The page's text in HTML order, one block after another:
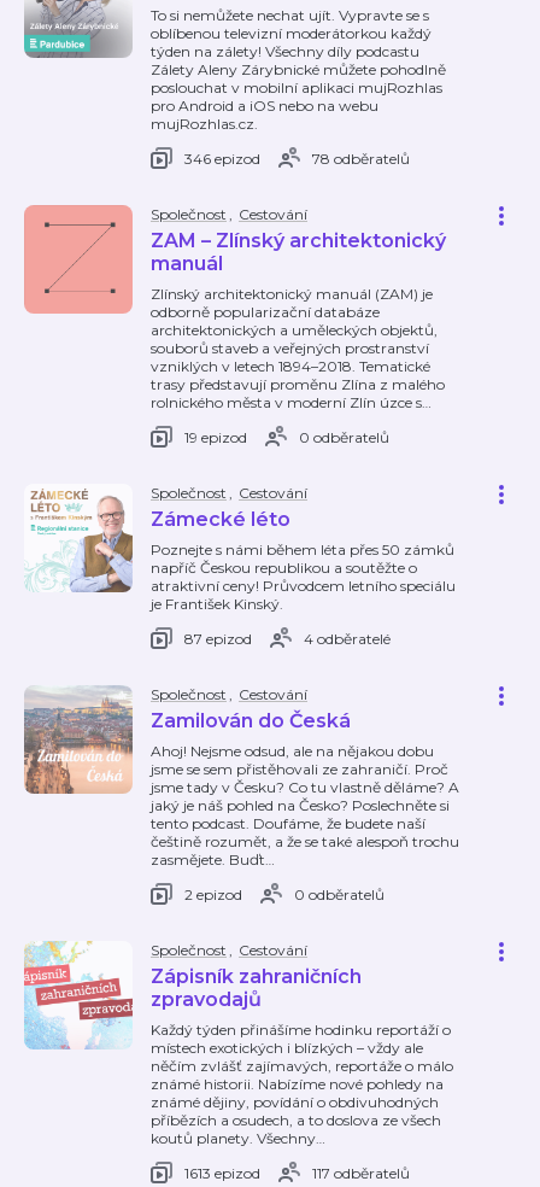
To si nemůžete nechat ujít. Vypravte se s
oblíbenou televizní moderátorkou každý
týden na zálety! Všechny díly podcastu
Zálety Aleny Zárybnické můžete pohodlně
poslouchat v mobilní aplikaci mujRozhlas
pro Android a iOS nebo na webu
mujRozhlas.cz.
346 epizod
78 odběratelů
Společnost , Cestování
ZAM – Zlínský architektonický
manuál
Zlínský architektonický manuál (ZAM) je
odborně popularizační databáze
architektonických a uměleckých objektů,
souborů staveb a veřejných prostranství
vzniklých v letech 1894–2018. Tematické
trasy představují proměnu Zlína z malého
rolnického města v moderní Zlín úzce s…
19 epizod
0 odběratelů
Společnost , Cestování
Zámecké léto
Poznejte s námi během léta přes 50 zámků
napříč Českou republikou a soutěžte o
atraktivní ceny! Průvodcem letního speciálu
je František Kinský.
87 epizod
4 odběratelé
Společnost , Cestování
Zamilován do Česká
Ahoj! Nejsme odsud, ale na nějakou dobu
jsme se sem přistěhovali ze zahraničí. Proč
jsme tady v Česku? Co tu vlastně děláme? A
jaký je náš pohled na Česko? Poslechněte si
tento podcast. Doufáme, že budete naší
češtině rozumět, a že se také alespoň trochu
zasmějete. Buďt…
2 epizod
0 odběratelů
Společnost , Cestování
Zápisník zahraničních
zpravodajů
Každý týden přinášíme hodinku reportáží o
místech exotických i blízkých – vždy ale
něčím zvlášť zajímavých, reportáže o málo
známé historii. Nabízíme nové pohledy na
známé dějiny, povídání o obdivuhodných
příbězích a osudech, a to doslova ze všech
koutů planety. Všechny…
1613 epizod
117 odběratelů